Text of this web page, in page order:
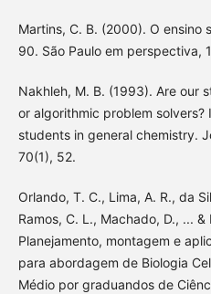
Martins, C. B. (2000). O ensino
90. São Paulo em perspectiva,
Nakhleh, M. B. (1993). Are our
or algorithmic problem
students in general chemistry.
70(1), 52.
Orlando, T. C., Lima, A. R., da
Ramos, C. L., Machado, D., ...
Planejamento, montagem e
para abordagem de Biologia
Médio por graduandos de